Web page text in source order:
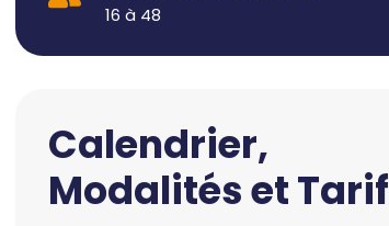
16 à 48
Calendrier,
Modalités et Tarif